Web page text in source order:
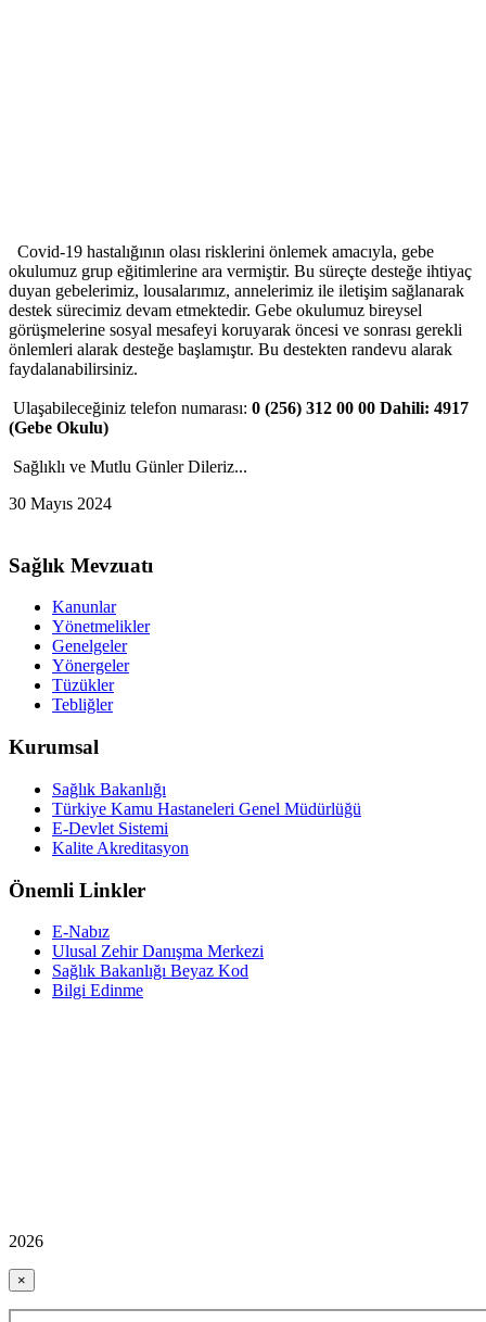
Covid-19 hastalığının olası risklerini önlemek amacıyla, gebe
okulumuz grup eğitimlerine ara vermiştir. Bu süreçte desteğe ihtiyaç
duyan gebelerimiz, lousalarımız, annelerimiz ile iletişim sağlanarak
destek sürecimiz devam etmektedir. Gebe okulumuz bireysel
görüşmelerine sosyal mesafeyi koruyarak öncesi ve sonrası gerekli
önlemleri alarak desteğe başlamıştır. Bu destekten randevu alarak
faydalanabilirsiniz.
Ulaşabileceğiniz telefon numarası: 0 (256) 312 00 00 Dahili: 4917
(Gebe Okulu)
Sağlıklı ve Mutlu Günler Dileriz...
30 Mayıs 2024
Sağlık Mevzuatı
Kanunlar
Yönetmelikler
Genelgeler
Yönergeler
Tüzükler
Tebliğler
Kurumsal
Sağlık Bakanlığı
Türkiye Kamu Hastaneleri Genel Müdürlüğü
E-Devlet Sistemi
Kalite Akreditasyon
Önemli Linkler
E-Nabız
Ulusal Zehir Danışma Merkezi
Sağlık Bakanlığı Beyaz Kod
Bilgi Edinme
2026
×